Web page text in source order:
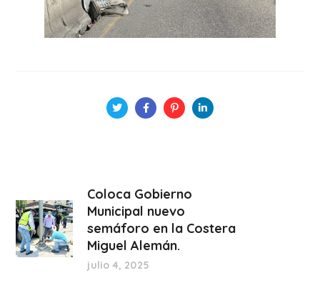
Coloca Gobierno
Municipal nuevo
semáforo en la Costera
Miguel Alemán.
julio 4, 2025